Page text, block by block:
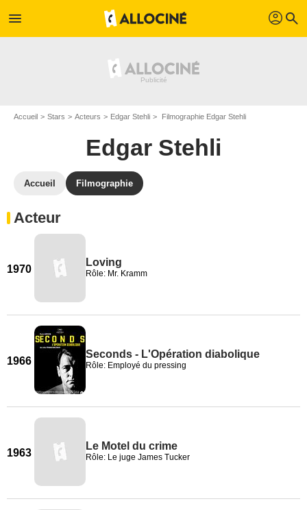
menu profil search
Accueil Stars Acteurs Edgar Stehli Filmographie Edgar Stehli
Edgar Stehli
Accueil Filmographie
Acteur
1970
Loving
Rôle: Mr. Kramm
1966
Seconds - L'Opération diabolique
Rôle: Employé du pressing
1963
Le Motel du crime
Rôle: Le juge James Tucker